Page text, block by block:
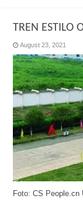
TREN ESTILO
August 23, 2021
Foto: CS People.cn